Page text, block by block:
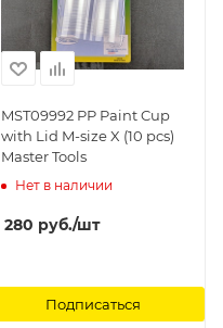
MST09992 PP Paint Cup
with Lid M-size X (10 pcs)
Master Tools
Нет в наличии
280 руб./шт
Подписаться